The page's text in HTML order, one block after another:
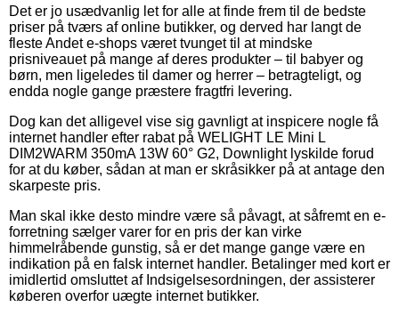
Det er jo usædvanlig let for alle at finde frem til de bedste
priser på tværs af online butikker, og derved har langt de
fleste Andet e-shops været tvunget til at mindske
prisniveauet på mange af deres produkter – til babyer og
børn, men ligeledes til damer og herrer – betragteligt, og
endda nogle gange præstere fragtfri levering.
Dog kan det alligevel vise sig gavnligt at inspicere nogle få
internet handler efter rabat på WELIGHT LE Mini L
DIM2WARM 350mA 13W 60° G2, Downlight lyskilde forud
for at du køber, sådan at man er skråsikker på at antage den
skarpeste pris.
Man skal ikke desto mindre være så påvagt, at såfremt en e-
forretning sælger varer for en pris der kan virke
himmelråbende gunstig, så er det mange gange være en
indikation på en falsk internet handler. Betalinger med kort er
imidlertid omsluttet af Indsigelsesordningen, der assisterer
køberen overfor uægte internet butikker.